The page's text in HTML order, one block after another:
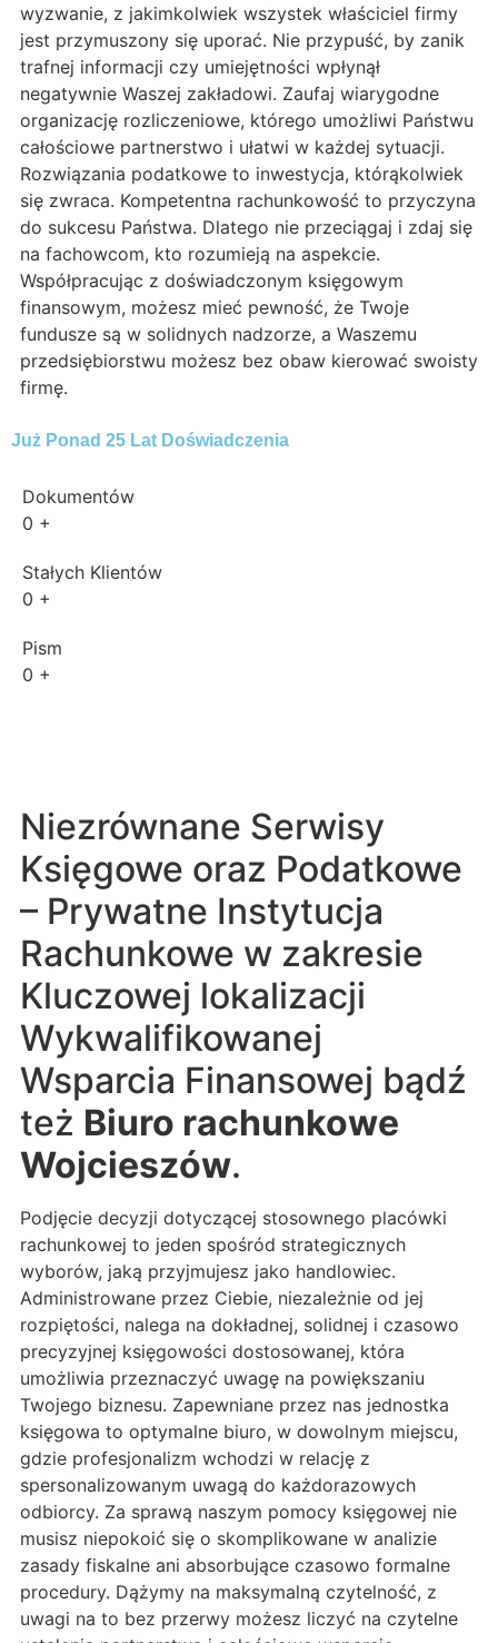
wyzwanie, z jakimkolwiek wszystek właściciel firmy
jest przymuszony się uporać. Nie przypuść, by zanik
trafnej informacji czy umiejętności wpłynął
negatywnie Waszej zakładowi. Zaufaj wiarygodne
organizację rozliczeniowe, którego umożliwi Państwu
całościowe partnerstwo i ułatwi w każdej sytuacji.
Rozwiązania podatkowe to inwestycja, którąkolwiek
się zwraca. Kompetentna rachunkowość to przyczyna
do sukcesu Państwa. Dlatego nie przeciągaj i zdaj się
na fachowcom, kto rozumieją na aspekcie.
Współpracując z doświadczonym księgowym
finansowym, możesz mieć pewność, że Twoje
fundusze są w solidnych nadzorze, a Waszemu
przedsiębiorstwu możesz bez obaw kierować swoisty
firmę.
Już Ponad 25 Lat Doświadczenia
Dokumentów
0 +
Stałych Klientów
0 +
Pism
0 +
Niezrównane Serwisy
Księgowe oraz Podatkowe
– Prywatne Instytucja
Rachunkowe w zakresie
Kluczowej lokalizacji
Wykwalifikowanej
Wsparcia Finansowej bądź
też Biuro rachunkowe
Wojcieszów.
Podjęcie decyzji dotyczącej stosownego placówki
rachunkowej to jeden spośród strategicznych
wyborów, jaką przyjmujesz jako handlowiec.
Administrowane przez Ciebie, niezależnie od jej
rozpiętości, nalega na dokładnej, solidnej i czasowo
precyzyjnej księgowości dostosowanej, która
umożliwia przeznaczyć uwagę na powiększaniu
Twojego biznesu. Zapewniane przez nas jednostka
księgowa to optymalne biuro, w dowolnym miejscu,
gdzie profesjonalizm wchodzi w relację z
spersonalizowanym uwagą do każdorazowych
odbiorcy. Za sprawą naszym pomocy księgowej nie
musisz niepokoić się o skomplikowane w analizie
zasady fiskalne ani absorbujące czasowo formalne
procedury. Dążymy na maksymalną czytelność, z
uwagi na to bez przerwy możesz liczyć na czytelne